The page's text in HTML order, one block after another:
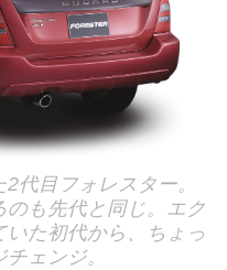
代目フォレスター。
のも先代と同じ。エク
た初代から、ちょっ
ェンジ。